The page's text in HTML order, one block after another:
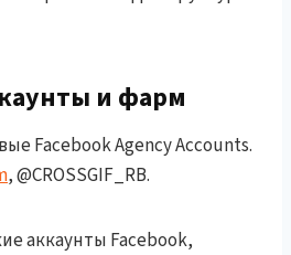
и фарм
Facebook Agency Accounts.
, @CROSSGIF_RB.
аккаунты Facebook,